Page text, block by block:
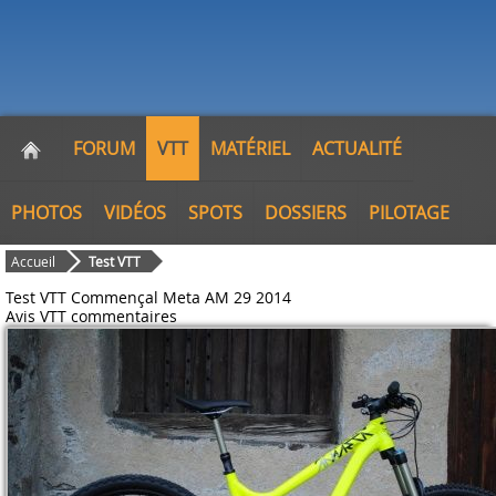
FORUM VTT MATÉRIEL ACTUALITÉ
PHOTOS VIDÉOS SPOTS DOSSIERS PILOTAGE
Accueil Test VTT
Test VTT Commençal Meta AM 29 2014
Avis VTT commentaires